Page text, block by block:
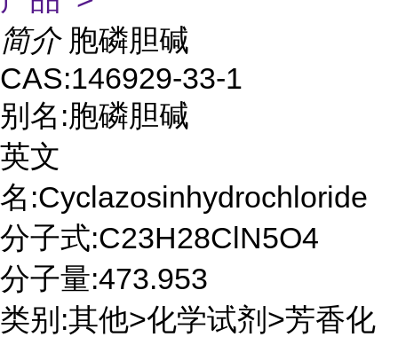
简介 胞磷胆碱
CAS:146929-33-1
别名:胞磷胆碱
英文
名:Cyclazosinhydrochloride
分子式:C23H28ClN5O4
分子量:473.953
类别:其他>化学试剂>芳香化